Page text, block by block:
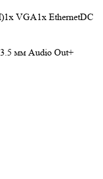
VGA1x EthernetDC
мм Audio Out+